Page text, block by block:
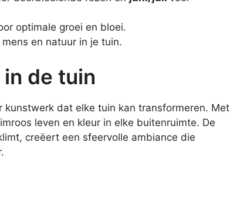
optimale groei en bloei.
en natuur in je tuin.
de tuin
kunstwerk dat elke tuin kan transformeren. Met
leven en kleur in elke buitenruimte. De
creëert een sfeervolle ambiance die